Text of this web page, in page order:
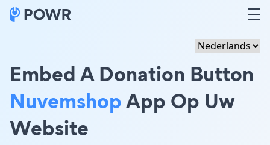
Embed A Donation Button
NuvemshopApp Op Uw
Website